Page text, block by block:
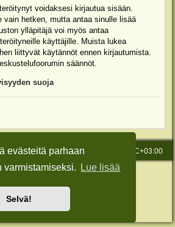
evästeitä parhaan
varmistamiseksi.
Lue lisää
Selvä!
voidaksesi kirjautua sisään.
vain hetken, mutta antaa sinulle lisää
ylläpitäjä voi myös antaa
käyttäjille. Muista lukea
liittyvät käytännöt ennen kirjautumista.
säännöt.
suoja
Kaikki ajat ovat UTC+03:00
Ylläpidolle
phpBB® Forum Software © phpBB Limited